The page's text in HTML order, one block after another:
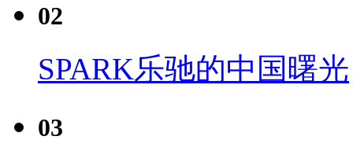
02
SPARK乐驰的中国曙光
03